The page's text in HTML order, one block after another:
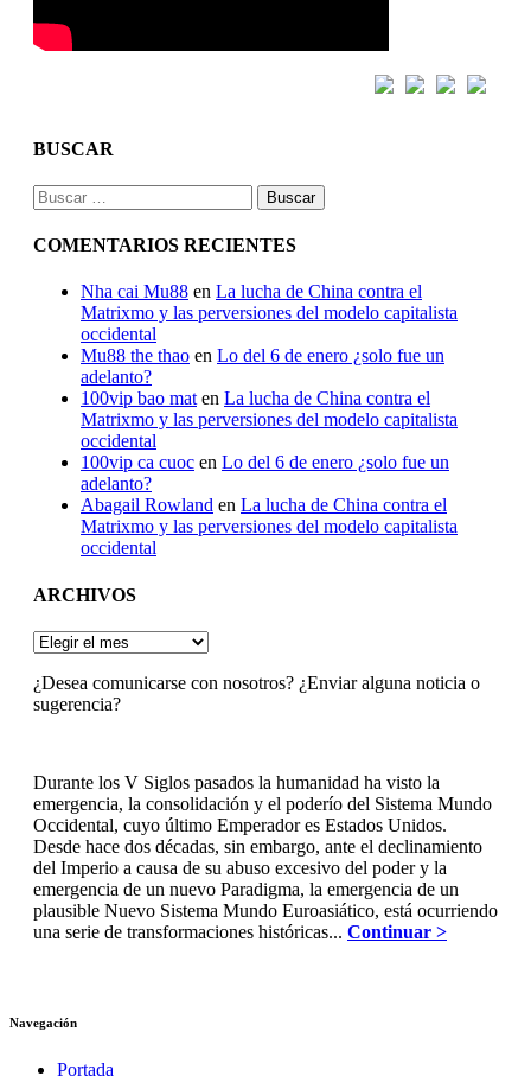
BUSCAR
Buscar:
COMENTARIOS RECIENTES
Nha cai Mu88 en La lucha de China contra el
Matrixmo y las perversiones del modelo capitalista
occidental
Mu88 the thao en Lo del 6 de enero ¿solo fue un
adelanto?
100vip bao maten La lucha de China contra el
Matrixmo y las perversiones del modelo capitalista
occidental
100vip ca cuoc en Lo del 6 de enero ¿solo fue un
adelanto?
Abagail Rowland en La lucha de China contra el
Matrixmo y las perversiones del modelo capitalista
occidental
ARCHIVOS
ARCHIVOS
¿Desea comunicarse con nosotros? ¿Enviar alguna noticia o
sugerencia?
Durante los V Siglos pasados la humanidad ha visto la
emergencia, la consolidación y el poderío del Sistema Mundo
Occidental, cuyo último Emperador es Estados Unidos.
Desde hace dos décadas, sin embargo, ante el declinamiento
del Imperio a causa de su abuso excesivo del poder y la
emergencia de un nuevo Paradigma, la emergencia de un
plausible Nuevo Sistema Mundo Euroasiático, está ocurriendo
una serie de transformaciones históricas... Continuar >
Navegación
Portada